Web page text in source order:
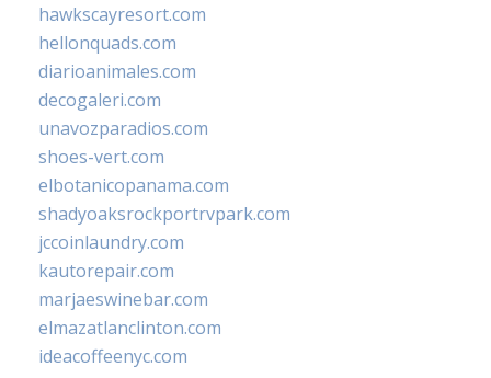
hawkscayresort.com
hellonquads.com
diarioanimales.com
decogaleri.com
unavozparadios.com
shoes-vert.com
elbotanicopanama.com
shadyoaksrockportrvpark.com
jccoinlaundry.com
kautorepair.com
marjaeswinebar.com
elmazatlanclinton.com
ideacoffeenyc.com